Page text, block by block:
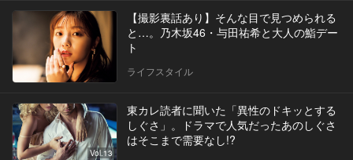
【撮影裏話あり】そんな目で見つめられる
と…。乃木坂46・与田祐希と大人の鮨デー
ト
ライフスタイル
Vol.13
東カレ読者に聞いた「異性のドキッとする
しぐさ」。ドラマで人気だったあのしぐさ
はそこまで需要なし!?